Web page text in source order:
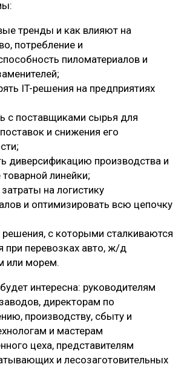
тренды и как влияют на
потребление и
пиломатериалов и
IT-решения на предприятиях
с поставщиками сырья для
и снижения его
диверсификацию производства и
линейки;
на логистику
и оптимизировать всю цепочку
с которыми сталкиваются
при перевозках авто, ж/д
или морем.
интересна: руководителям
директорам по
производству, сбыту и
и мастерам
цеха, представителям
и лесозаготовительных